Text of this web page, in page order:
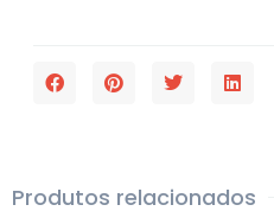
Produtos relacionados